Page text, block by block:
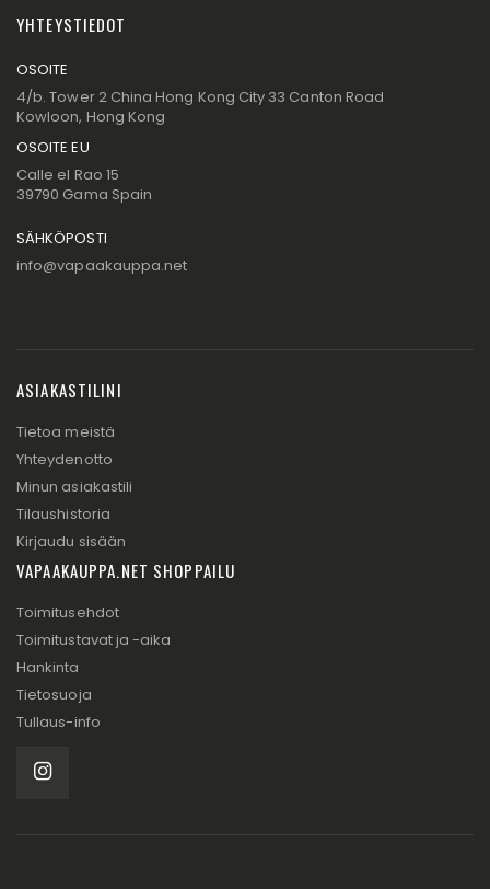
YHTEYSTIEDOT
OSOITE
4/b. Tower 2 China Hong Kong City 33 Canton Road
Kowloon, Hong Kong
OSOITE EU
Calle el Rao 15
39790 Gama Spain
SÄHKÖPOSTI
info@vapaakauppa.net
ASIAKASTILINI
Tietoa meistä
Yhteydenotto
Minun asiakastili
Tilaushistoria
Kirjaudu sisään
VAPAAKAUPPA.NET SHOPPAILU
Toimitusehdot
Toimitustavat ja -aika
Hankinta
Tietosuoja
Tullaus-info